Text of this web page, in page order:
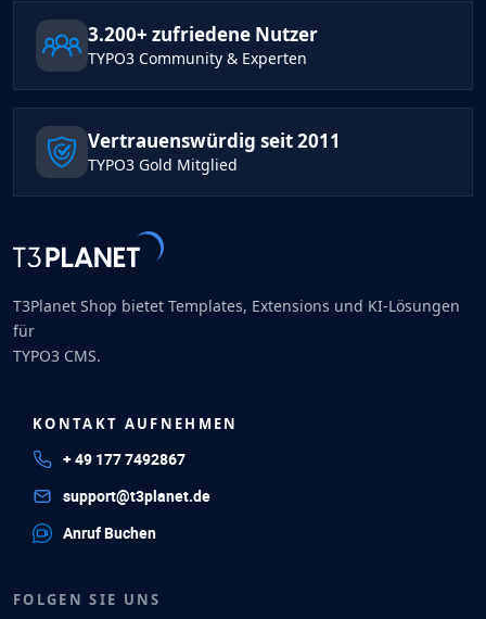
3.200+ zufriedene Nutzer
TYPO3 Community & Experten
Vertrauenswürdig seit 2011
TYPO3 Gold Mitglied
T3Planet Shop bietet Templates, Extensions und KI-Lösungen
für
TYPO3 CMS.
KONTAKT AUFNEHMEN
+ 49 177 7492867
support@t3planet.de
Anruf Buchen
FOLGEN SIE UNS